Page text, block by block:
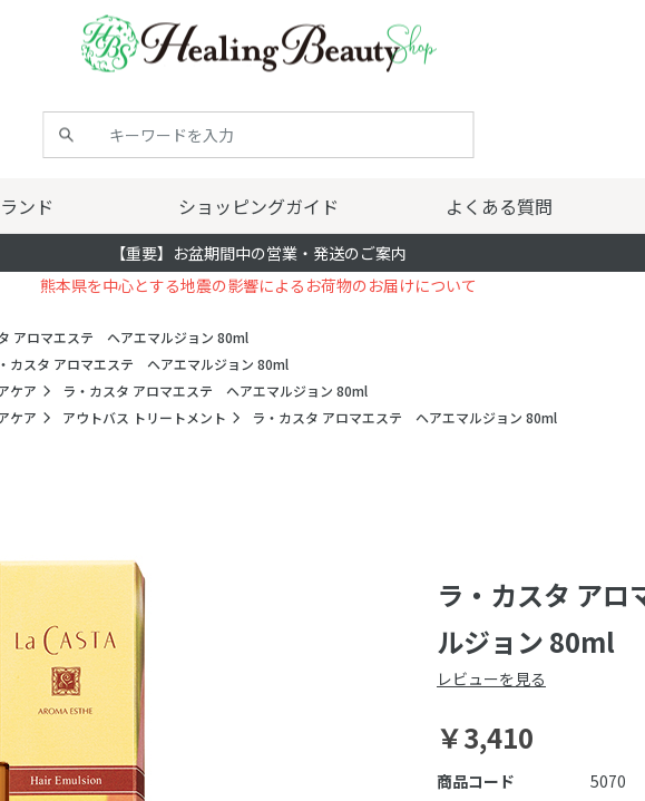
ンド ショッピングガイド よくある質問
【重要】お盆期間中の営業・発送のご案内
熊本県を中心とする地震の影響によるお荷物のお届けについて
アロマエステ ヘアエマルジョン 80ml
カスタ アロマエステ ヘアエマルジョン 80ml
ケア
ラ・カスタ アロマエステ ヘアエマルジョン 80ml
ケア アウトバス トリートメント ラ・カスタ アロマエステ ヘアエマルジョン 80ml
ラ・カスタ ア
ルジョン 80ml
レビューを見る
￥3,410
商品コード
5070